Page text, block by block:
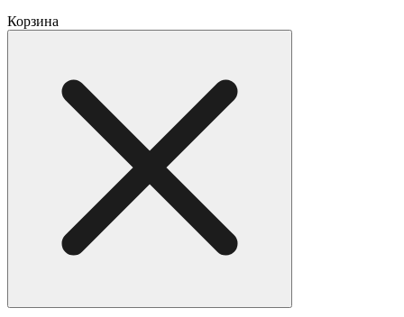
Корзина